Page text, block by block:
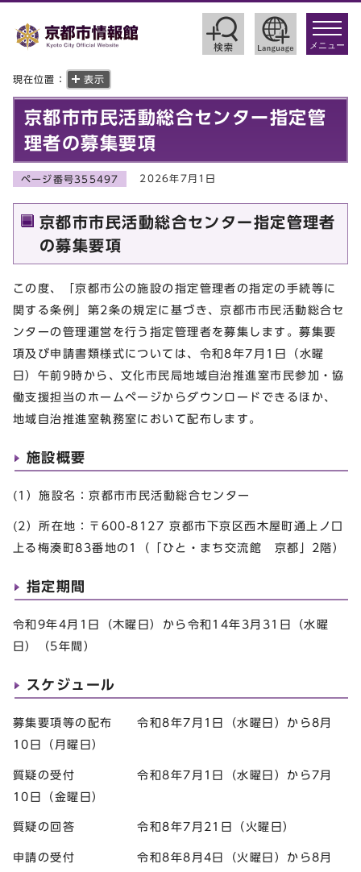
toggle
メニュー
現在位置： 表示
京都市市民活動総合センター指定管
理者の募集要項
ページ番号355497 2026年7月1日
京都市市民活動総合センター指定管理者
の募集要項
この度、「京都市公の施設の指定管理者の指定の手続等に
関する条例」第2条の規定に基づき、京都市市民活動総合セ
ンターの管理運営を行う指定管理者を募集します。募集要
項及び申請書類様式については、令和8年7月1日（水曜
日）午前9時から、文化市民局地域自治推進室市民参加・協
働支援担当のホームページからダウンロードできるほか、
地域自治推進室執務室において配布します。
施設概要
(1）施設名：京都市市民活動総合センター
(2）所在地：〒600-8127 京都市下京区西木屋町通上ノ口
上る梅湊町83番地の1（「ひと・まち交流館 京都」2階）
指定期間
令和9年4月1日（木曜日）から令和14年3月31日（水曜
日）（5年間）
スケジュール
募集要項等の配布 令和8年7月1日（水曜日）から8月
10日（月曜日）
質疑の受付 令和8年7月1日（水曜日）から7月
10日（金曜日）
質疑の回答 令和8年7月21日（火曜日）
申請の受付 令和8年8月4日（火曜日）から8月